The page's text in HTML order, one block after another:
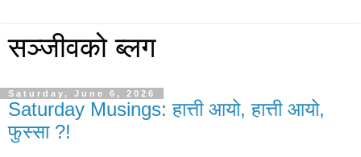
सञ्जीवको ब्लग
Saturday, June 6, 2026
Saturday Musings: हात्ती आयो, हात्ती आयो,
फुस्सा ?!